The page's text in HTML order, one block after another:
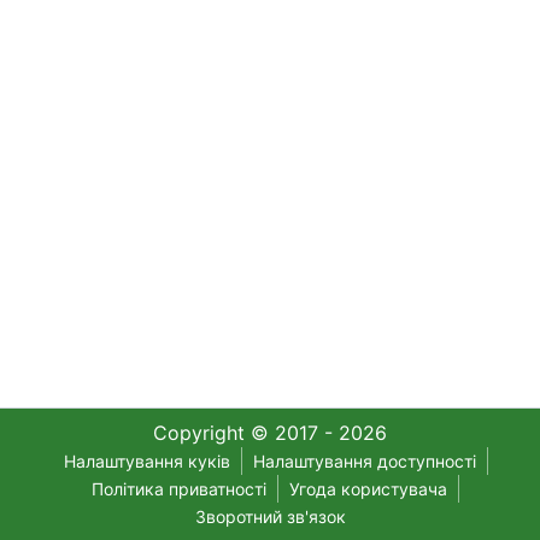
Copyright © 2017 - 2026
Налаштування куків
Налаштування доступності
Політика приватності
Угода користувача
Зворотний зв'язок